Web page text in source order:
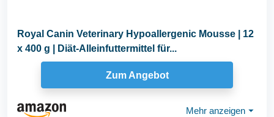
Royal Canin Veterinary Hypoallergenic Mousse | 12
x 400 g | Diät-Alleinfuttermittel für...
Zum Angebot
Mehr anzeigen ⏷